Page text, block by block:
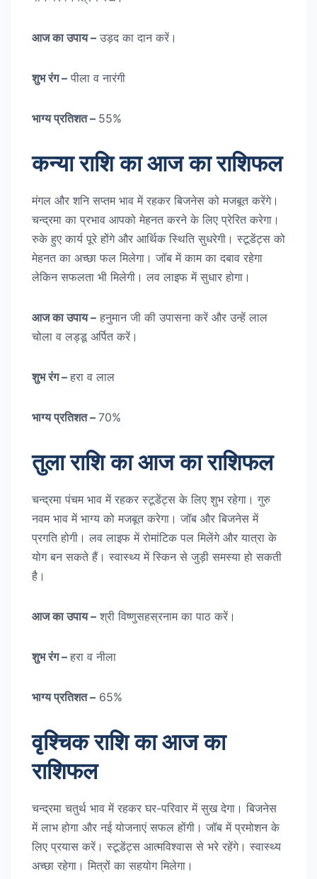
आज का उपाय – उड़द का दान करें।
शुभ रंग – पीला व नारंगी
भाग्य प्रतिशत – 55%
कन्या राशि का आज का राशिफल
मंगल और शनि सप्तम भाव में रहकर बिजनेस को मजबूत करेंगे।
चन्द्रमा का प्रभाव आपको मेहनत करने के लिए प्रेरित करेगा।
रुके हुए कार्य पूरे होंगे और आर्थिक स्थिति सुधरेगी। स्टूडेंट्स को
मेहनत का अच्छा फल मिलेगा। जॉब में काम का दबाव रहेगा
लेकिन सफलता भी मिलेगी। लव लाइफ में सुधार होगा।
आज का उपाय – हनुमान जी की उपासना करें और उन्हें लाल
चोला व लड्डू अर्पित करें।
शुभ रंग – हरा व लाल
भाग्य प्रतिशत – 70%
तुला राशि का आज का राशिफल
चन्द्रमा पंचम भाव में रहकर स्टूडेंट्स के लिए शुभ रहेगा। गुरु
नवम भाव में भाग्य को मजबूत करेगा। जॉब और बिजनेस में
प्रगति होगी। लव लाइफ में रोमांटिक पल मिलेंगे और यात्रा के
योग बन सकते हैं। स्वास्थ्य में स्किन से जुड़ी समस्या हो सकती
है।
आज का उपाय – श्री विष्णुसहस्रनाम का पाठ करें।
शुभ रंग – हरा व नीला
भाग्य प्रतिशत – 65%
वृश्चिक राशि का आज का
राशिफल
चन्द्रमा चतुर्थ भाव में रहकर घर-परिवार में सुख देगा। बिजनेस
में लाभ होगा और नई योजनाएं सफल होंगी। जॉब में प्रमोशन के
लिए प्रयास करें। स्टूडेंट्स आत्मविश्वास से भरे रहेंगे। स्वास्थ्य
अच्छा रहेगा। मित्रों का सहयोग मिलेगा।